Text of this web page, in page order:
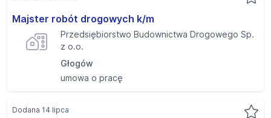
Majster robót drogowych k/m
Przedsiębiorstwo Budownictwa Drogowego Sp.
z o.o.
Głogów
umowa o pracę
Dodana 14 lipca